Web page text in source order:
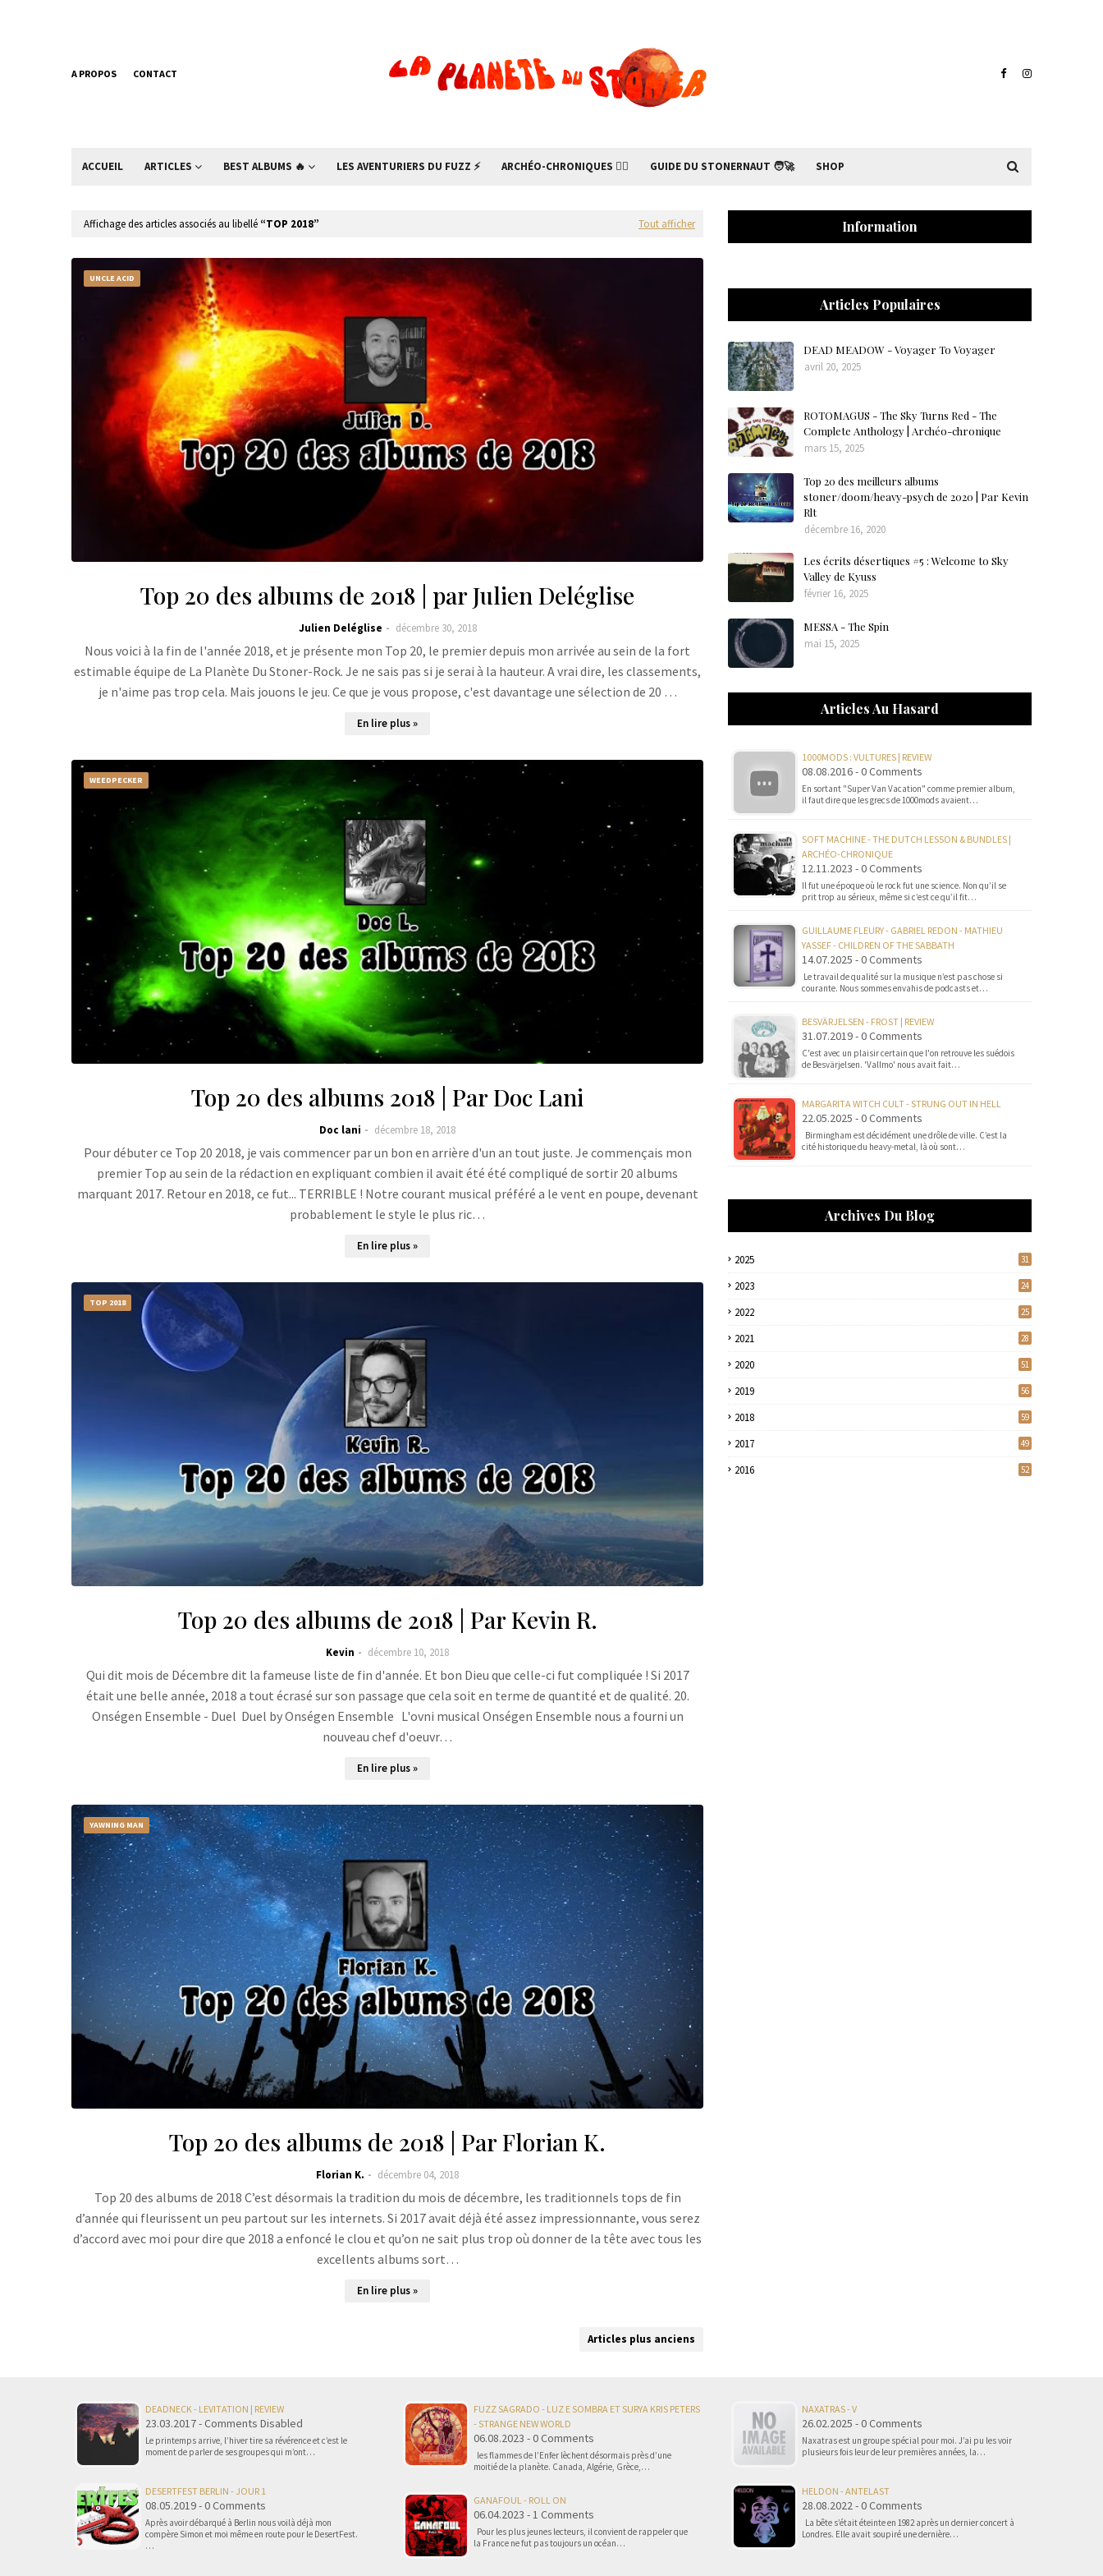
A PROPOS CONTACT
ACCUEIL ARTICLES BEST ALBUMS 🔥 LES AVENTURIERS DU FUZZ ⚡ ARCHÉO-CHRONIQUES 🧙‍♂ GUIDE DU STONERNAUT 🧑‍🚀 SHOP
Affichage des articles associés au libellé TOP 2018 Tout afficher
UNCLE ACID
Top 20 des albums de 2018 | par Julien Deléglise
Julien Deléglise décembre 30, 2018
Nous voici à la fin de l'année 2018, et je présente mon Top 20, le premier depuis mon arrivée au sein de la fort
estimable équipe de La Planète Du Stoner-Rock. Je ne sais pas si je serai à la hauteur. A vrai dire, les classements,
je n'aime pas trop cela. Mais jouons le jeu. Ce que je vous propose, c'est davantage une sélection de 20 …
En lire plus »
WEEDPECKER
Top 20 des albums 2018 | Par Doc Lani
Doc lani décembre 18, 2018
Pour débuter ce Top 20 2018, je vais commencer par un bon en arrière d'un an tout juste. Je commençais mon
premier Top au sein de la rédaction en expliquant combien il avait été été compliqué de sortir 20 albums
marquant 2017. Retour en 2018, ce fut... TERRIBLE ! Notre courant musical préféré a le vent en poupe, devenant
probablement le style le plus ric…
En lire plus »
TOP 2018
Top 20 des albums de 2018 | Par Kevin R.
Kevin décembre 10, 2018
Qui dit mois de Décembre dit la fameuse liste de fin d'année. Et bon Dieu que celle-ci fut compliquée ! Si 2017
était une belle année, 2018 a tout écrasé sur son passage que cela soit en terme de quantité et de qualité. 20.
Onségen Ensemble - Duel Duel by Onségen Ensemble L'ovni musical Onségen Ensemble nous a fourni un
nouveau chef d'oeuvr…
En lire plus »
YAWNING MAN
Top 20 des albums de 2018 | Par Florian K.
Florian K. décembre 04, 2018
Top 20 des albums de 2018 C’est désormais la tradition du mois de décembre, les traditionnels tops de fin
d’année qui fleurissent un peu partout sur les internets. Si 2017 avait déjà été assez impressionnante, vous serez
d’accord avec moi pour dire que 2018 a enfoncé le clou et qu’on ne sait plus trop où donner de la tête avec tous les
excellents albums sort…
En lire plus »
Articles plus anciens
Information
Articles Populaires
DEAD MEADOW - Voyager To Voyager
avril 20, 2025
ROTOMAGUS - The Sky Turns Red - The
Complete Anthology | Archéo-chronique
mars 15, 2025
Top 20 des meilleurs albums
stoner/doom/heavy-psych de 2020 | Par Kevin
Rlt
décembre 16, 2020
Les écrits désertiques #5 : Welcome to Sky
Valley de Kyuss
février 16, 2025
MESSA - The Spin
mai 15, 2025
Articles Au Hasard
1000MODS : VULTURES | REVIEW
08.08.2016 - 0 Comments
En sortant "Super Van Vacation" comme premier album,
il faut dire que les grecs de 1000mods avaient…
SOFT MACHINE - THE DUTCH LESSON & BUNDLES |
ARCHÉO-CHRONIQUE
12.11.2023 - 0 Comments
Il fut une époque où le rock fut une science. Non qu’il se
prit trop au sérieux, même si c’est ce qu’il fit…
GUILLAUME FLEURY - GABRIEL REDON - MATHIEU
YASSEF - CHILDREN OF THE SABBATH
14.07.2025 - 0 Comments
Le travail de qualité sur la musique n’est pas chose si
courante. Nous sommes envahis de podcasts et…
BESVÄRJELSEN - FROST | REVIEW
31.07.2019 - 0 Comments
C'est avec un plaisir certain que l'on retrouve les suédois
de Besvärjelsen. 'Vallmo' nous avait fait…
MARGARITA WITCH CULT - STRUNG OUT IN HELL
22.05.2025 - 0 Comments
Birmingham est décidément une drôle de ville. C’est la
cité historique du heavy-metal, là où sont…
Archives Du Blog
2025 31
2023 24
2022 25
2021 28
2020 51
2019 56
2018 59
2017 49
2016 52
DEADNECK - LEVITATION | REVIEW
23.03.2017 - Comments Disabled
Le printemps arrive, l’hiver tire sa révérence et c’est le
moment de parler de ses groupes qui m’ont…
DESERTFEST BERLIN - JOUR 1
08.05.2019 - 0 Comments
Après avoir débarqué à Berlin nous voilà déjà mon
compère Simon et moi même en route pour le DesertFest.
…
FUZZ SAGRADO - LUZ E SOMBRA ET SURYA KRIS PETERS
- STRANGE NEW WORLD
06.08.2023 - 0 Comments
les flammes de l’Enfer lèchent désormais près d’une
moitié de la planète. Canada, Algérie, Grèce,…
GANAFOUL - ROLL ON
06.04.2023 - 1 Comments
Pour les plus jeunes lecteurs, il convient de rappeler que
la France ne fut pas toujours un océan…
NAXATRAS - V
26.02.2025 - 0 Comments
Naxatras est un groupe spécial pour moi. J’ai pu les voir
plusieurs fois leur de leur premières années, la…
HELDON - ANTELAST
28.08.2022 - 0 Comments
La bête s’était éteinte en 1982 après un dernier concert à
Londres. Elle avait soupiré une dernière…